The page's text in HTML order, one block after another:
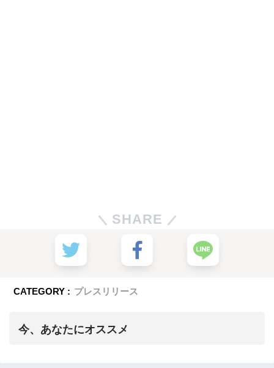
SHARE
CATEGORY : プレスリリース
今、あなたにオススメ